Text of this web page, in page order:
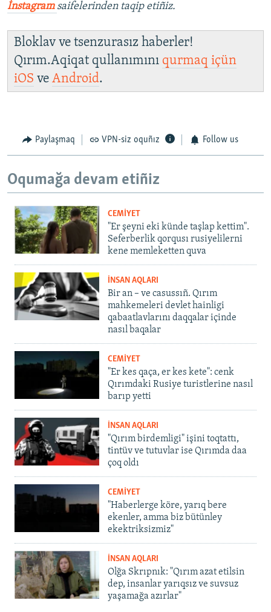
İnstagram saifelerinden taqip etiñiz.
Bloklav ve tsenzurasız haberler!
Qırım.Aqiqat qullanımını qurmaq içün
iOS ve Android.
Paylaşmaq VPN-siz oquñız Follow us
Oqumağa devam etiñiz
CEMİYET
"Er şeyni eki künde taşlap kettim".
Seferberlik qorqusı rusiyelilerni
kene memleketten quva
İNSAN AQLARI
Bir an – ve casussıñ. Qırım
mahkemeleri devlet hainligi
qabaatlavlarını daqqalar içinde
nasıl baqalar
CEMİYET
"Er kes qaça, er kes kete": cenk
Qırımdaki Rusiye turistlerine nasıl
barıp yetti
İNSAN AQLARI
"Qırım birdemligi" işini toqtattı,
tintüv ve tutuvlar ise Qırımda daa
çoq oldı
CEMİYET
"Haberlerge köre, yarıq bere
ekenler, amma biz bütünley
ekektriksizmiz"
İNSAN AQLARI
Olğa Skrıpnık: "Qırım azat etilsin
dep, insanlar yarıqsız ve suvsuz
yaşamağa azırlar"